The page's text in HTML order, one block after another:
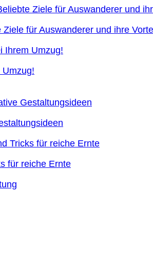
für Auswanderer und ihre
für reiche Ernte